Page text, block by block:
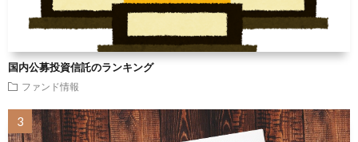
国内公募投資信託のランキング
ファンド情報